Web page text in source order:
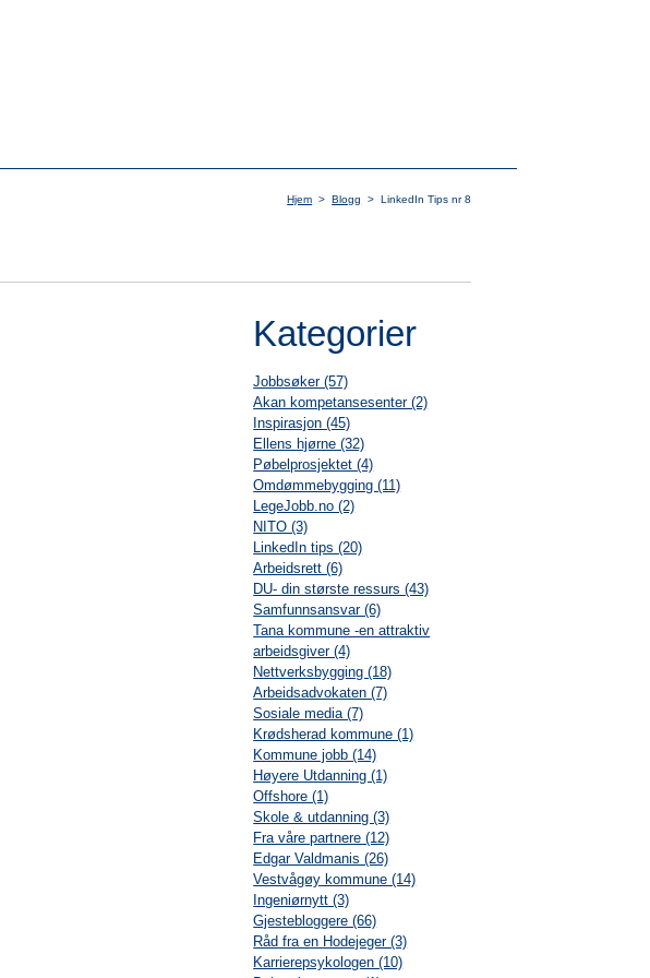
Hjem > Blogg > LinkedIn Tips nr 8
Kategorier
Jobbsøker (57)
Akan kompetansesenter (2)
Inspirasjon (45)
Ellens hjørne (32)
Pøbelprosjektet (4)
Omdømmebygging (11)
LegeJobb.no (2)
NITO (3)
LinkedIn tips (20)
Arbeidsrett (6)
DU- din største ressurs (43)
Samfunnsansvar (6)
Tana kommune -en attraktiv
arbeidsgiver (4)
Nettverksbygging (18)
Arbeidsadvokaten (7)
Sosiale media (7)
Krødsherad kommune (1)
Kommune jobb (14)
Høyere Utdanning (1)
Offshore (1)
Skole & utdanning (3)
Fra våre partnere (12)
Edgar Valdmanis (26)
Vestvågøy kommune (14)
Ingeniørnytt (3)
Gjestebloggere (66)
Råd fra en Hodejeger (3)
Karrierepsykologen (10)